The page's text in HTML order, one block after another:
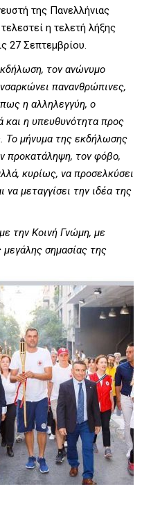
της Πανελλήνιας
η τελετή λήξης
27 Σεπτεμβρίου.
τον ανώνυμο
πανανθρώπινες,
η αλληλεγγύη, ο
και η υπευθυνότητα προς
Το μήνυμα της εκδήλωσης
προκατάληψη, τον φόβο,
κυρίως, να προσελκύσει
να μεταγγίσει την ιδέα της
την Κοινή Γνώμη, με
σημασίας της